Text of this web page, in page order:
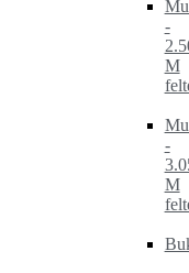
-
M
-
M